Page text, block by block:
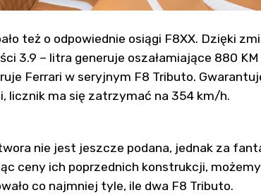
też o odpowiednie osiągi F8XX. Dzięki
3.9 – litra generuje oszałamiające 880 KM
Ferrari w seryjnym F8 Tributo.
licznik ma się zatrzymać na 354 km/h.
nie jest jeszcze podana, jednak za
ceny ich poprzednich konstrukcji,
co najmniej tyle, ile dwa F8 Tributo.